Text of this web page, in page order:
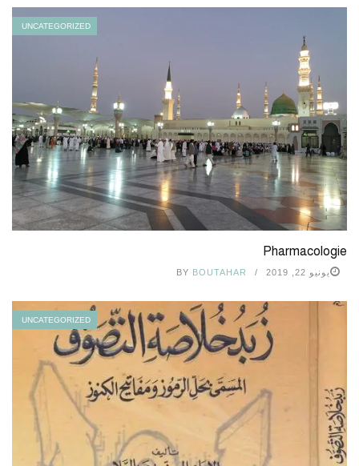
UNCATEGORIZED
Pharmacologie
يونيو 22, 2019 BY BOUTAHAR
UNCATEGORIZED